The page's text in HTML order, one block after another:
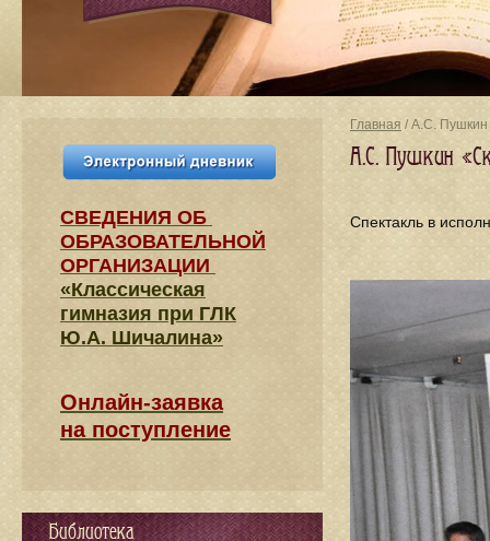
Главная / А.С. Пушкин
А.С. Пушкин
Спектакль в
СВЕДЕНИЯ​ ОБ
ОБРАЗОВАТЕЛЬНОЙ
ОРГАНИЗАЦИИ
«Классическая
гимназия при ГЛК
Ю.А. Шичалина»
Онлайн-заявка
на поступление
Библиотека